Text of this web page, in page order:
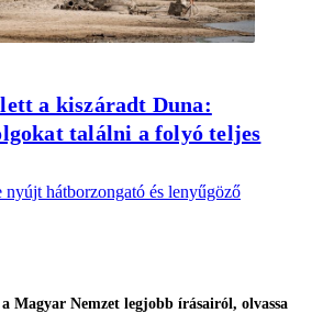
a kiszáradt Duna:
találni a folyó teljes
nyújt hátborzongató és lenyűgöző
Magyar Nemzet legjobb írásairól, olvassa